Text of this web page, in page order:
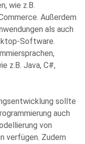
wie z.B.
Außerdem
als auch
Software.
z.B. Java, C#,
sollte
auch
von
verfügen. Zudem
genommen
Speicherung
der Beantwortung
Einwilligung
jederzeit für die
und es gelten die